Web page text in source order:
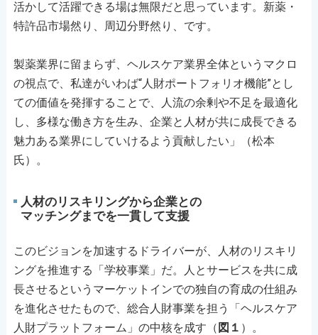
活かして活躍できる場は無限だと思っています。新薬・
特許品市場然り、周辺分野然り、です。
製薬業界に留まらず、ヘルスケア業界全体というマクロ
の視点で、私達がいわば“人財ポートフォリオ機能”とし
ての価値を発揮することで、人流の余剰や不足を最適化
し、多様な働き方を生み、企業と人材が共に成長できる
魅力ある業界にしていけるよう貢献したい」（松本
氏）。
人材のリスキリングから企業との
マッチングまでを一貫して支援
このビジョンを加速するドライバーが、人材のリスキリ
ングを推進する「学校事業」だ。人とサービスを共に成
長させるというマーケットインでの独自の育成の仕組み
を進化させたもので、総合人財事業を担う「ヘルスケア
人財プラットフォーム」の中核を成す（ 図１ ）。